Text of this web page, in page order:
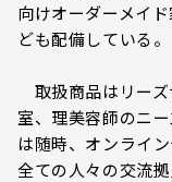
向けオーダーメイ
ども配備している。
取扱商品はリー
室、理美容師のニ
は随時、オンライ
全ての人々の交流